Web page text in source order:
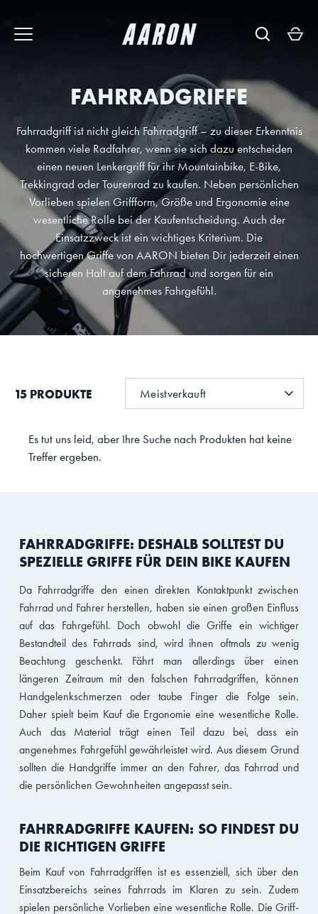
zum
Inhalt
FAHRRADGRIFFE
Fahrradgriff ist nicht gleich Fahrradgriff – zu dieser Erkenntnis
kommen viele Radfahrer, wenn sie sich dazu entscheiden
einen neuen Lenkergriff für ihr Mountainbike, E-Bike,
Trekkingrad oder Tourenrad zu kaufen. Neben persönlichen
Vorlieben spielen Griffform, Größe und Ergonomie eine
wesentliche Rolle bei der Kaufentscheidung. Auch der
Einsatzzweck ist ein wichtiges Kriterium. Die
hochwertigen Griffe von AARON bieten Dir jederzeit einen
sicheren Halt auf dem Fahrrad und sorgen für ein
angenehmes Fahrgefühl.
15 PRODUKTE
NACH
Meistverkauft
Es tut uns leid, aber Ihre Suche nach Produkten hat keine
Treffer ergeben.
FAHRRADGRIFFE: DESHALB SOLLTEST DU
SPEZIELLE GRIFFE FÜR DEIN BIKE KAUFEN
Da Fahrradgriffe den einen direkten Kontaktpunkt zwischen
Fahrrad und Fahrer herstellen, haben sie einen großen Einfluss
auf das Fahrgefühl. Doch obwohl die Griffe ein wichtiger
Bestandteil des Fahrrads sind, wird ihnen oftmals zu wenig
Beachtung geschenkt. Fährt man allerdings über einen
längeren Zeitraum mit den falschen Fahrradgriffen, können
Handgelenkschmerzen oder taube Finger die Folge sein.
Daher spielt beim Kauf die Ergonomie eine wesentliche Rolle.
Auch das Material trägt einen Teil dazu bei, dass ein
angenehmes Fahrgefühl gewährleistet wird. Aus diesem Grund
sollten die Handgriffe immer an den Fahrer, das Fahrrad und
die persönlichen Gewohnheiten angepasst sein.
FAHRRADGRIFFE KAUFEN: SO FINDEST DU
DIE RICHTIGEN GRIFFE
Beim Kauf von Fahrradgriffen ist es essenziell, sich über den
Einsatzbereichs seines Fahrrads im Klaren zu sein. Zudem
spielen persönliche Vorlieben eine wesentliche Rolle. Die Griff-